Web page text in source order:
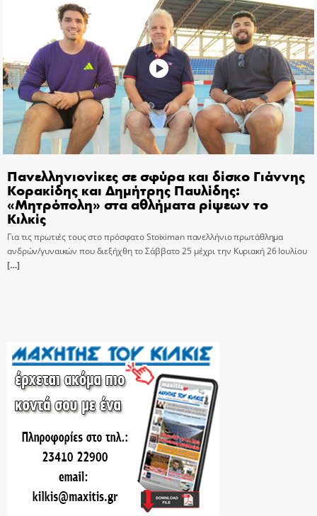
Πανελληνιονίκες σε σφύρα και δίσκο Γιάννης
Κορακίδης και Δημήτρης Παυλίδης:
«Μητρόπολη» στα αθλήματα ρίψεων το
Κιλκίς
Για τις πρωτιές τους στο πρόσφατο Stoiximan πανελλήνιο πρωτάθλημα
ανδρών/γυναικών που διεξήχθη το Σάββατο 25 μέχρι την Κυριακή 26 Ιουλίου
[…]